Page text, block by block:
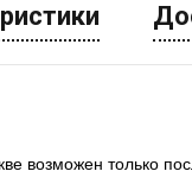
возможен только